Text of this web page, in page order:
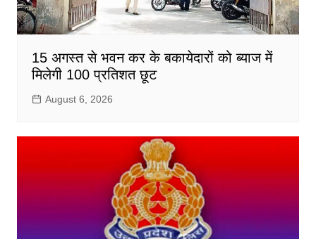
15 अगस्त से भवन कर के बकायेदारों को ब्याज में
मिलेगी 100 प्रतिशत छूट
August 6, 2026